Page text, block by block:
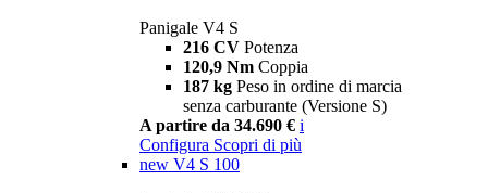
Panigale V4 S
216 CV Potenza
120,9 Nm Coppia
187 kg Peso in ordine di marcia
senza carburante (Versione S)
A partire da 34.690 € i
Configura Scopri di più
new V4 S 100